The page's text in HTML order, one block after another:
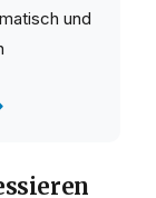
und